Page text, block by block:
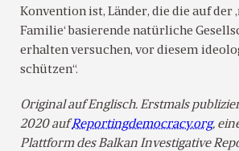
Konvention ist, Länder, die die auf der
Familie‘ basierende natürliche
erhalten versuchen, vor diesem
schützen“.
Original auf Englisch. Erstmals
2020 aufReportingdemocracy.org,
Plattform des Balkan Investigative